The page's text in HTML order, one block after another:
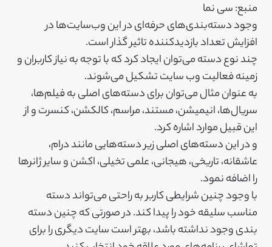
منبع: سی نما
وجود دسته‌بندی‌های حرفه‌ای در این وب‌سایت‌ها در
افزایش تعداد بازدیدکننده تاثیر گذار است.
چند نوع دسته می‌توان ایجاد کرد که با توجه به نیاز کاربران و
زمینه فعالیت وب سایت تشکیل می‌شوند.
به عنوان مثال می‌توان برای دسته‌های اصلی به فیلم‌ها،
سریال‌ها، انیمیشن، مستند، مراسم، کالکشن، کنسرت و از
این قبیل موارد اشاره کرد.
و در این دسته‌های اصلی زیر دسته‌هایی مانند درام،
عاشقانه، تاریخی، هیجانی، علمی تخیلی، اکشن و سایر ژانرها
را اضافه نمود.
با وجود چنین شرایطی کاربر به راحتی می‌تواند دسته
مناسب سلیقه خود را پیدا کند. در صورتی که چنین دسته
بندی وجود نداشته باشد، بهتر است سایت دیگری را برای